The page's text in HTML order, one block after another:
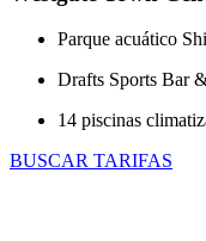
Parque acuático
Drafts Sports Bar
14 piscinas
BUSCAR TARIFAS